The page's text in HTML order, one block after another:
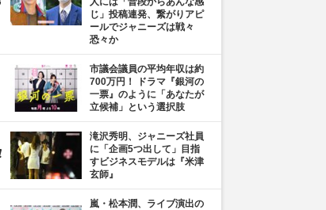
じ」投稿連発、繋がりアピ
ールでジャニーズは戦々
恐々か
市議会議員の平均年収は約
700万円！ ドラマ『銀河の
一票』のように「あなたが
立候補」という選択肢
滝沢秀明、ジャニーズ社員
に「企画5つ出して」目指
すビジネスモデルは『米津
玄師』
嵐・松本潤、ライブ演出の